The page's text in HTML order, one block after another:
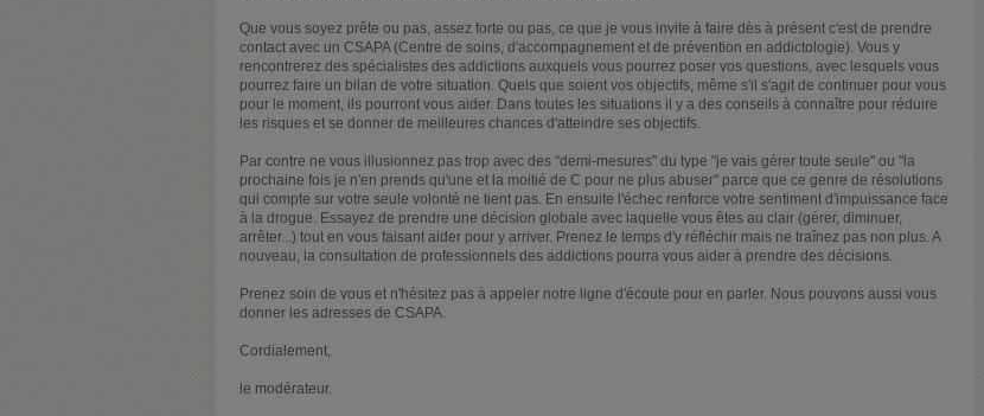
Que vous soyez prête ou pas, assez forte ou pas, ce que je vous invite à faire dès à présent c'est de prendre
contact avec un CSAPA (Centre de soins, d'accompagnement et de prévention en addictologie). Vous y
rencontrerez des spécialistes des addictions auxquels vous pourrez poser vos questions, avec lesquels vous
pourrez faire un bilan de votre situation. Quels que soient vos objectifs, même s'il s'agit de continuer pour vous
pour le moment, ils pourront vous aider. Dans toutes les situations il y a des conseils à connaître pour réduire
les risques et se donner de meilleures chances d'atteindre ses objectifs.
Par contre ne vous illusionnez pas trop avec des "demi-mesures" du type "je vais gérer toute seule" ou "la
prochaine fois je n'en prends qu'une et la moitié de C pour ne plus abuser" parce que ce genre de résolutions
qui compte sur votre seule volonté ne tient pas. En ensuite l'échec renforce votre sentiment d'impuissance face
à la drogue. Essayez de prendre une décision globale avec laquelle vous êtes au clair (gérer, diminuer,
arrêter...) tout en vous faisant aider pour y arriver. Prenez le temps d'y réfléchir mais ne traînez pas non plus. A
nouveau, la consultation de professionnels des addictions pourra vous aider à prendre des décisions.
Prenez soin de vous et n'hésitez pas à appeler notre ligne d'écoute pour en parler. Nous pouvons aussi vous
donner les adresses de CSAPA.
Cordialement,
le modérateur.